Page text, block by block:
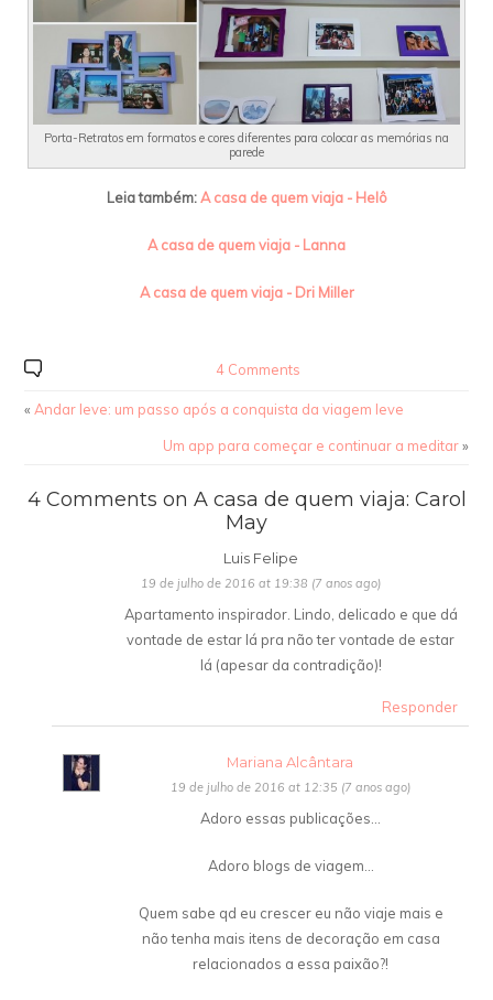
Porta-Retratos em formatos e cores diferentes para colocar as memórias na
parede
Leia também:A casa de quem viaja - Helô
A casa de quem viaja - Lanna
A casa de quem viaja - Dri Miller
4 Comments
« Andar leve: um passo após a conquista da viagem leve
Um app para começar e continuar a meditar»
4 Comments on A casa de quem viaja: Carol
May
Luis Felipe
19 de julho de 2016 at 19:38 (7 anos ago)
Apartamento inspirador. Lindo, delicado e que dá
vontade de estar lá pra não ter vontade de estar
lá (apesar da contradição)!
Responder
Mariana Alcântara
19 de julho de 2016 at 12:35 (7 anos ago)
Adoro essas publicações…
Adoro blogs de viagem…
Quem sabe qd eu crescer eu não viaje mais e
não tenha mais itens de decoração em casa
relacionados a essa paixão?!